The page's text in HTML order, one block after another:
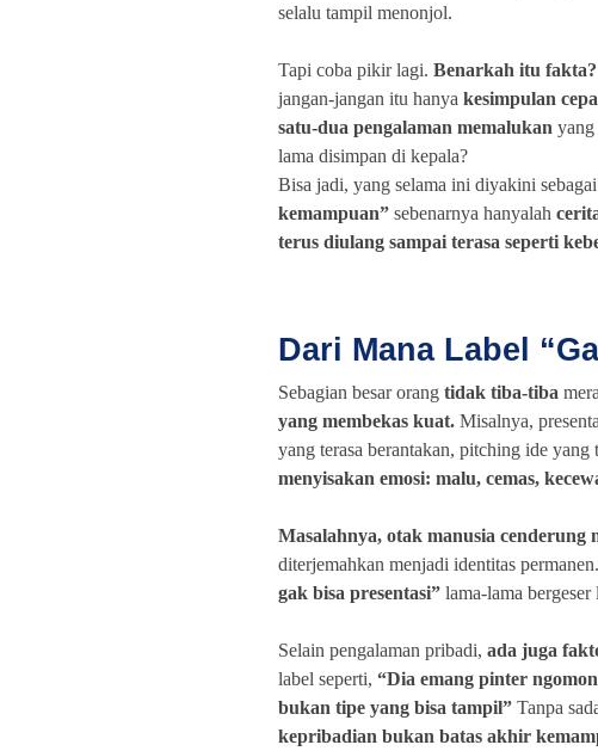
selalu tampil menonjol.
Tapi coba pikir lagi. Benarkah itu fakta?
jangan-jangan itu hanya kesimpulan
satu-dua pengalaman memalukan yang
lama disimpan di kepala?
Bisa jadi, yang selama ini diyakini sebagai
kemampuan” sebenarnya hanyalah
terus diulang sampai terasa seperti
Dari Mana Label
Sebagian besar orang tidak tiba-tiba
yang membekas kuat. Misalnya,
yang terasa berantakan, pitching ide yang
menyisakan emosi: malu, cemas,
Masalahnya, otak manusia cenderung
diterjemahkan menjadi identitas permanen.
gak bisa presentasi” lama-lama
Selain pengalaman pribadi, ada juga
label seperti, “Dia emang pinter
bukan tipe yang bisa tampil” Tanpa
kepribadian bukan batas akhir